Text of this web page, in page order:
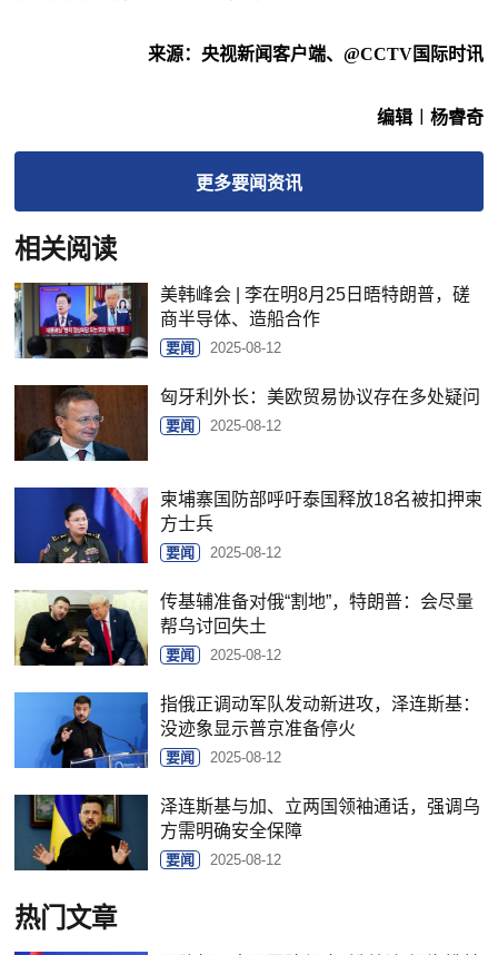
来源：央视新闻客户端、@CCTV国际时讯
编辑︱杨睿奇
更多要闻资讯
相关阅读
美韩峰会 | 李在明8月25日晤特朗普，磋
商半导体、造船合作
要闻 2025-08-12
匈牙利外长：美欧贸易协议存在多处疑问
要闻 2025-08-12
柬埔寨国防部呼吁泰国释放18名被扣押柬
方士兵
要闻 2025-08-12
传基辅准备对俄“割地”，特朗普：会尽量
帮乌讨回失土
要闻 2025-08-12
指俄正调动军队发动新进攻，泽连斯基：
没迹象显示普京准备停火
要闻 2025-08-12
泽连斯基与加、立两国领袖通话，强调乌
方需明确安全保障
要闻 2025-08-12
热门文章